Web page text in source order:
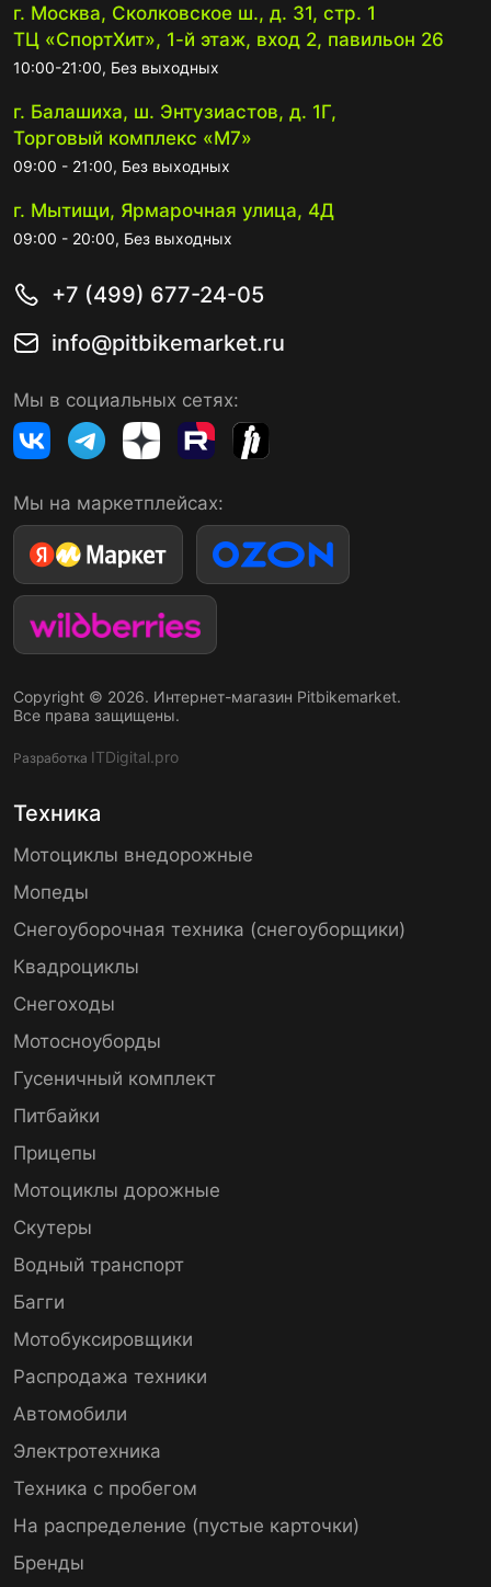
г. Москва, Сколковское ш., д. 31, стр. 1
ТЦ «СпортХит», 1-й этаж, вход 2, павильон 26
10:00-21:00, Без выходных
г. Балашиха, ш. Энтузиастов, д. 1Г,
Торговый комплекс «М7»
09:00 - 21:00, Без выходных
г. Мытищи, Ярмарочная улица, 4Д
09:00 - 20:00, Без выходных
+7 (499) 677-24-05
info@pitbikemarket.ru
Мы в социальных сетях:
Мы на маркетплейсах:
Copyright © 2026. Интернет-магазин Pitbikemarket.
Все права защищены.
Разработка ITDigital.pro
Техника
Мотоциклы внедорожные
Мопеды
Снегоуборочная техника (снегоуборщики)
Квадроциклы
Снегоходы
Мотосноуборды
Гусеничный комплект
Питбайки
Прицепы
Мотоциклы дорожные
Скутеры
Водный транспорт
Багги
Мотобуксировщики
Распродажа техники
Автомобили
Электротехника
Техника с пробегом
На распределение (пустые карточки)
Бренды